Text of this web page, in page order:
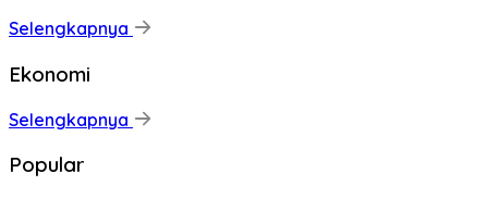
Selengkapnya
Ekonomi
Selengkapnya
Popular